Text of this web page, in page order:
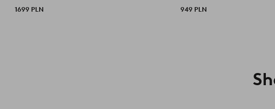
1699 PLN 949 PLN